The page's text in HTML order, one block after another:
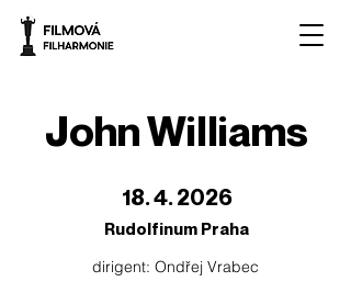
John Williams
18. 4. 2026
Rudolfinum Praha
dirigent: Ondřej Vrabec